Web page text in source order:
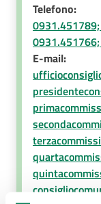
Telefono:
E-mail: